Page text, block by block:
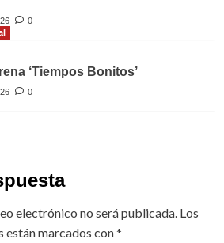
0
‘Tiempos Bonitos’
0
electrónico no será publicada. Los
marcados con*